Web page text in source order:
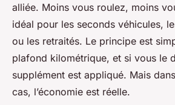
alliée. Moins vous roulez, moins
idéal pour les seconds véhicules,
ou les retraités. Le principe est
plafond kilométrique, et si vous le
supplément est appliqué. Mais
cas, l’économie est réelle.